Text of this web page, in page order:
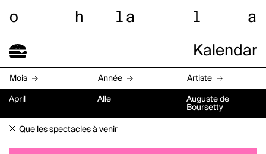
o h l a l a
Kalendar
Mois Année Artiste
April Alle
Auguste de
Boursetty
Que les spectacles à venir